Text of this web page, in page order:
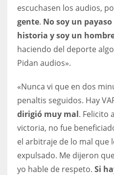
escuchasen los audios,
gente. No soy un
historia y soy un
haciendo del deporte
Pidan audios».
«Nunca vi que en dos
penaltis seguidos. Hay
dirigió muy mal. Felicito
victoria, no fue
el arbitraje de lo mal que
expulsado. Me dijeron
yo hable de respeto. Si